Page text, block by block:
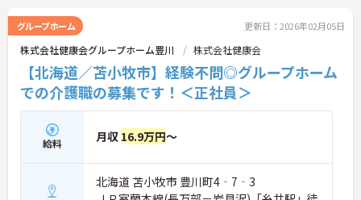
い！
グループホーム 更新日：2026年02月05日
株式会社健康会グループホーム豊川 株式会社健康会
【北海道／苫小牧市】経験不問◎グループホーム
での介護職の募集です！＜正社員＞
給料 月収 16.9万円～
北海道 苫小牧市 豊川町4‐7‐3